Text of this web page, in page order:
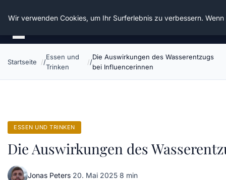
Die Schnitter
Startseite
Essen und
Trinken
Die Auswirkungen des Wasserentzugs
bei Influencerinnen
ESSEN UND TRINKEN
Die Auswirkungen des
Jonas Peters·20. Mai 2025·8 min
Wir verwenden Cookies, um Ihr Surferlebnis zu verbessern.